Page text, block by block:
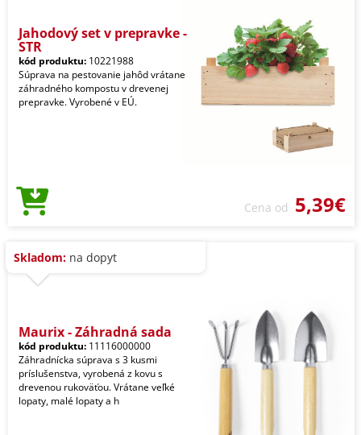
Jahodový set v prepravke -
STR
kód produktu: 10221988
Súprava na pestovanie jahôd vrátane
záhradného kompostu v drevenej
prepravke. Vyrobené v EÚ.
Cena od 5,39€
Skladom: na dopyt
Maurix - Záhradná sada
kód produktu: 11116000000
Záhradnícka súprava s 3 kusmi
príslušenstva, vyrobená z kovu s
drevenou rukoväťou. Vrátane veľké
lopaty, malé lopaty a h